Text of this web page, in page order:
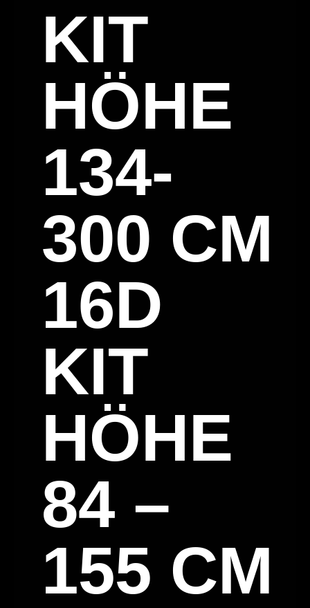
KIT
HÖHE
134-
300 CM
16D
KIT
HÖHE
84 –
155 CM